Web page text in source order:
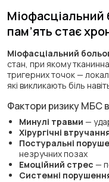
пам’ять стає
Міофасціальний
стан, при якому
тригерних точок —
які викликають біль
Фактори ризику МБС
Минулі травми —
Хірургічні
Постуральні
незручних позах
Емоційний стрес —
Системні